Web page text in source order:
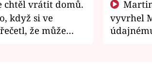
když si ve
že může
vyvrhel